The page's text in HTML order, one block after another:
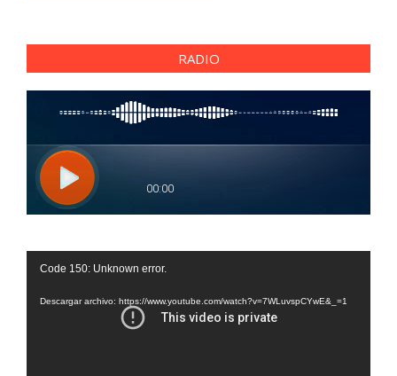
RADIO
Reproductor
vídeo
Code 150: Unknown error.
Descargar archivo: https://www.youtube.com/watch?v=7WLuvspCYwE&_=1